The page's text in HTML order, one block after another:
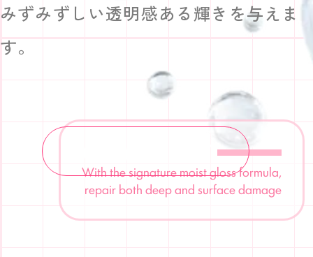
With the signature moist gloss formula,
repair both deep and surface damage
みずみずしい透明感ある輝きを与えま
す。